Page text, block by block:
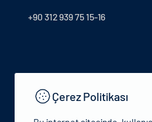
+90 312 939 75 15-16
Çerez Politikası